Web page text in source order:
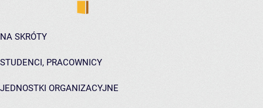
NA SKRÓTY
STUDENCI, PRACOWNICY
JEDNOSTKI ORGANIZACYJNE